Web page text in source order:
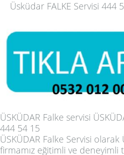
Üsküdar FALKE Servisi 444
ÜSKÜDAR Falke servisi
444 54 15
ÜSKÜDAR Falke Servisi olarak
firmamız eğitimli ve